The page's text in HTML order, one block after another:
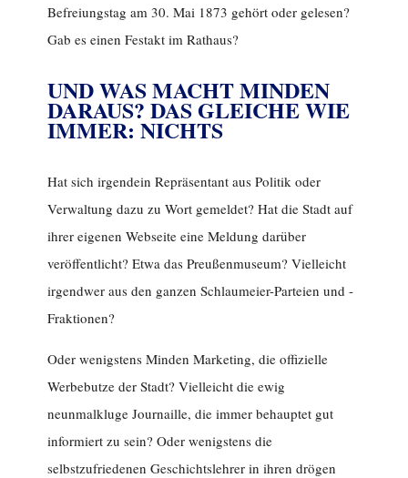
Befreiungstag am 30. Mai 1873 gehört oder gelesen?
Gab es einen Festakt im Rathaus?
UND WAS MACHT MINDEN
DARAUS? DAS GLEICHE WIE
IMMER: NICHTS
Hat sich irgendein Repräsentant aus Politik oder
Verwaltung dazu zu Wort gemeldet? Hat die Stadt auf
ihrer eigenen Webseite eine Meldung darüber
veröffentlicht? Etwa das Preußenmuseum? Vielleicht
irgendwer aus den ganzen Schlaumeier-Parteien und -
Fraktionen?
Oder wenigstens Minden Marketing, die offizielle
Werbebutze der Stadt? Vielleicht die ewig
neunmalkluge Journaille, die immer behauptet gut
informiert zu sein? Oder wenigstens die
selbstzufriedenen Geschichtslehrer in ihren drögen